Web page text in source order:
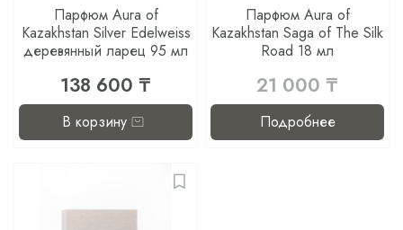
Парфюм Aura of
Kazakhstan Silver Edelweiss
деревянный ларец 95 мл
138 600 ₸
В корзину
Парфюм Aura of
Kazakhstan Saga of The Silk
Road 18 мл
21 000 ₸
Подробнее